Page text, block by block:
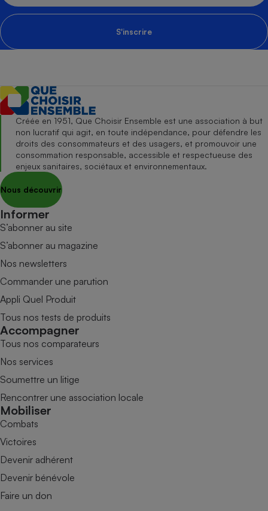
S'inscrire
Créée en 1951, Que Choisir Ensemble est une association à but
non lucratif qui agit, en toute indépendance, pour défendre les
droits des consommateurs et des usagers, et promouvoir une
consommation responsable, accessible et respectueuse des
enjeux sanitaires, sociétaux et environnementaux.
Nous découvrir
Informer
S’abonner au site
S’abonner au magazine
Nos newsletters
Commander une parution
Appli Quel Produit
Tous nos tests de produits
Accompagner
Tous nos comparateurs
Nos services
Soumettre un litige
Rencontrer une association locale
Mobiliser
Combats
Victoires
Devenir adhérent
Devenir bénévole
Faire un don